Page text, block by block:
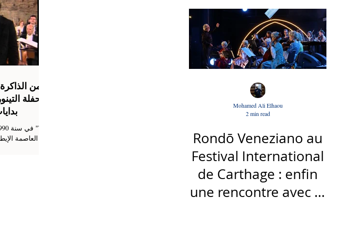
من الذاكرة
حفلة
Rondō Veneziano au
Festival International
de Carthage : enfin
une rencontre avec le
Mohamed Ali Elhaou
2 min read